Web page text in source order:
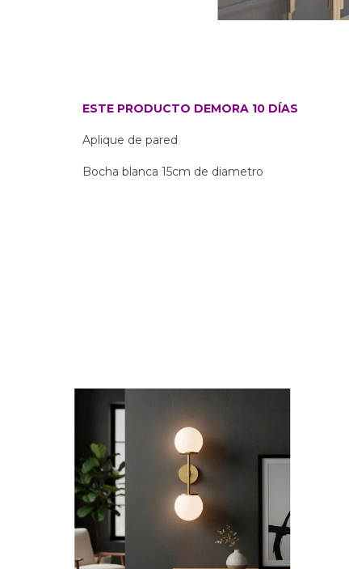
ESTE PRODUCTO DEMORA 10 DÍAS
Aplique de pared
Bocha blanca 15cm de diametro